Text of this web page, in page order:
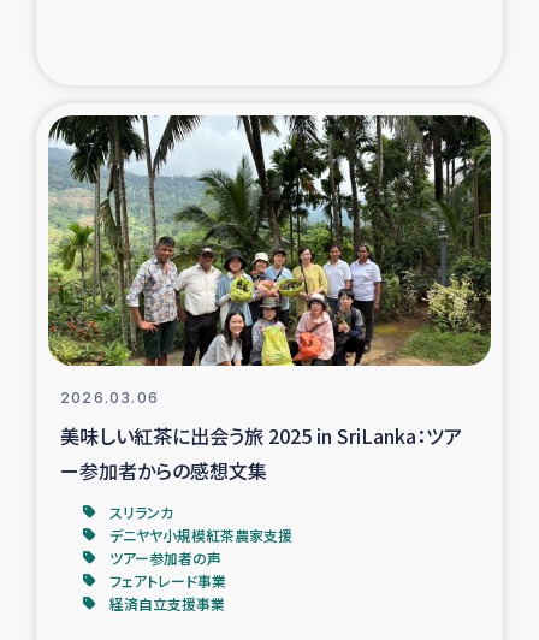
ガザ地区での公園の緑化を通じた支援事業
ガザ地区における被災住民への緊急支援
ガザ地区酪農を通した女性グループの生計支援
ふりかけ普及と食生活改善による栄養改善事業
フェアトレード事業
緊急支援事業
2026.03.06
美味しい紅茶に出会う旅 2025 in SriLanka：ツア
ー参加者からの感想文集
スリランカ
デニヤヤ小規模紅茶農家支援
ツアー参加者の声
フェアトレード事業
経済自立支援事業